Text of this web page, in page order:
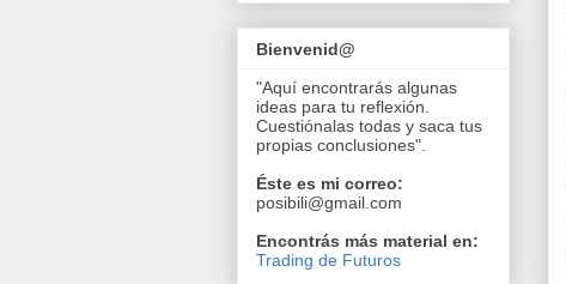
Bienvenid@
"Aquí encontrarás algunas
ideas para tu reflexión.
Cuestiónalas todas y saca tus
propias conclusiones".
Éste es mi correo:
posibili@gmail.com
Encontrás más material en:
Trading de Futuros